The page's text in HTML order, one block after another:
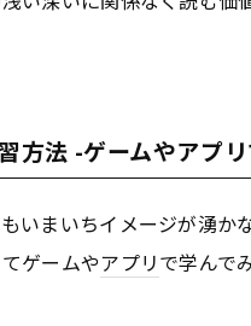
方法 -ゲームやアプ
いまいちイメージが湧か
ゲームやアプリで学んで